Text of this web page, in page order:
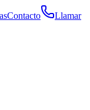
Contacto
Llamar